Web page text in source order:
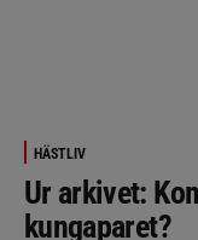
HÄSTLIV
Ur arkivet:
kungaparet?